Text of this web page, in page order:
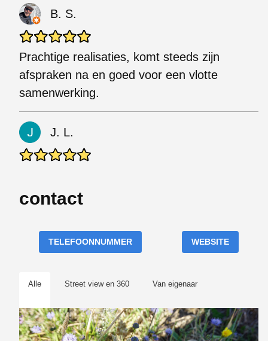
B. S.
Prachtige realisaties, komt steeds zijn
afspraken na en goed voor een vlotte
samenwerking.
J. L.
contact
TELEFOONNUMMER WEBSITE
Alle Street view en 360 Van eigenaar